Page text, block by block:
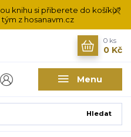
knihu si přiberete do košíku?
z hosanavm.cz
Menu
Hledat
0 ks
0 Kč